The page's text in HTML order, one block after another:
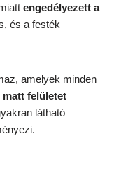
engedélyezett a
és a festék
amelyek minden
matt felületet
látható